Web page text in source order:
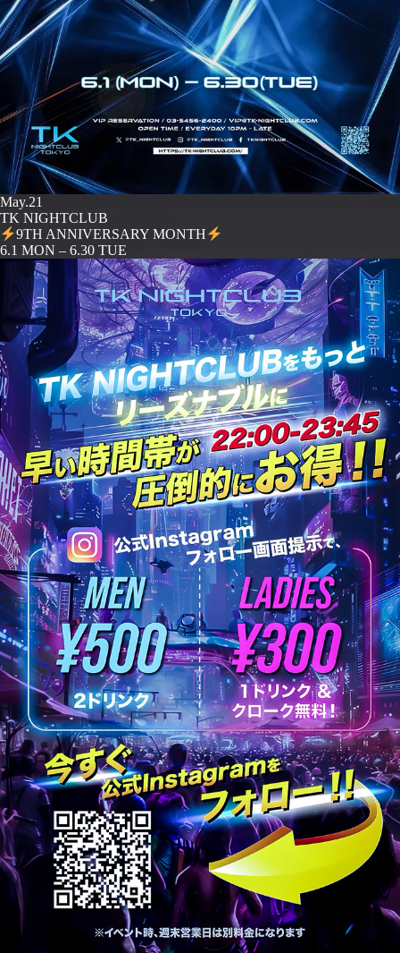
May.21
TK NIGHTCLUB
9TH ANNIVERSARY MONTH
️6.1 MON – 6.30 TUE